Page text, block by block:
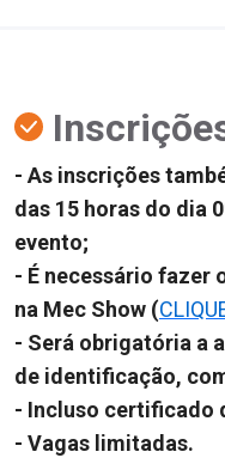
- As inscrições
das 15 horas do dia
evento;
- É necessário fazer
na Mec Show (
- Será obrigatória a
de identificação,
- Incluso certificado
- Vagas limitadas.